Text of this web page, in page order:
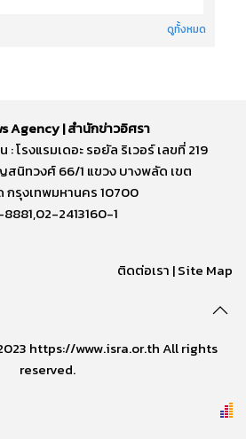
ดูทั้งหมด
Agency | สำนักข่าวอิศรา
: โรงแรมเดอะ รอยัล ริเวอร์ เลขที่ 219
นิทวงศ์ 66/1 แขวง บางพลัด เขต
กรุงเทพมหานคร 10700
2413160-1
ติดต่อเรา |Site Map
https://www.isra.or.th All rights
reserved.